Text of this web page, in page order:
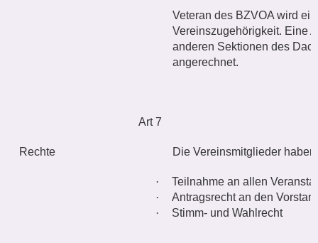
Veteran des BZVOA wird
Vereinszugehörigkeit. Eine
anderen Sektionen des
angerechnet.
Art 7
Rechte Die Vereinsmitglieder
·
Teilnahme an allen
·
Antragsrecht an den
·
Stimm- und Wahlrecht